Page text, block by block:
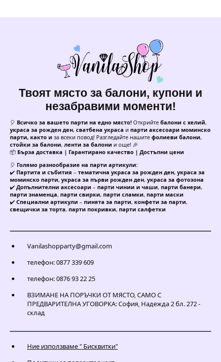
Твоят място за балони, купони и
незабравими моменти!
🎈 Всичко за вашето парти на едно място! Открийте балони с хелий,
украса за рожден ден, сватбена украса и парти аксесоари моминско
парти, както и за всеки повод! Разгледайте нашите фолиеви балони,
стойки за балони, ленти за балони и още! 🎉
📦 Бърза доставка | Гарантирано качество | Достъпни цени
🎈 Голямо разнообразие на парти артикули:
✔️ Партита и събития – тематична украса за рожден ден, украса за
моминско парти, украса за първи рожден ден, украса за фотозона
✔️ Допълнителни аксесоари – парти чинии и чаши, парти банери,
парти знаменца, парти свирки, парти сламки, парти маски
✔️ Специални артикули – пинята за парти, конфети за парти,
свещички за торта, парти покривки, парти салфетки
Vanilashopparty@gmail.com
телефон: 0877 339 609
телефон: 0876 93 22 25
ВЗИМАНЕ НА ПОРЪЧКИ ОТ МЯСТО, САМО С
ПРЕДВАРИТЕЛНА УГОВОРКА: София, Надежда 2 бл. 272 -
склад
Ние използваме " Бисквитки"